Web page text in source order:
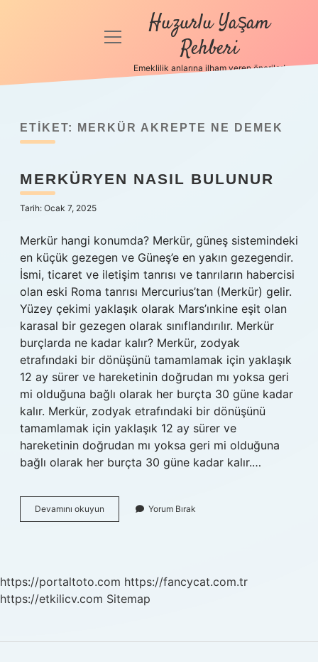
Anasayfa
Politikası
Hakkımızda
menüyü
Huzurlu Yaşam
Rehberi
Emeklilik anlarına ilham veren öneriler!
ETIKET: MERKÜR AKREPTE NE DEMEK
MERKÜRYEN NASIL BULUNUR
Tarih: Ocak 7, 2025
Merkür hangi konumda? Merkür, güneş sistemindeki
en küçük gezegen ve Güneş’e en yakın gezegendir.
İsmi, ticaret ve iletişim tanrısı ve tanrıların habercisi
olan eski Roma tanrısı Mercurius’tan (Merkür) gelir.
Yüzey çekimi yaklaşık olarak Mars’ınkine eşit olan
karasal bir gezegen olarak sınıflandırılır. Merkür
burçlarda ne kadar kalır? Merkür, zodyak
etrafındaki bir dönüşünü tamamlamak için yaklaşık
12 ay sürer ve hareketinin doğrudan mı yoksa geri
mi olduğuna bağlı olarak her burçta 30 güne kadar
kalır. Merkür, zodyak etrafındaki bir dönüşünü
tamamlamak için yaklaşık 12 ay sürer ve
hareketinin doğrudan mı yoksa geri mi olduğuna
bağlı olarak her burçta 30 güne kadar kalır.…
Devamını okuyun Merküryen
Nasıl
Yorum Bırak
https://portaltoto.com https://fancycat.com.tr
https://etkilicv.com Sitemap